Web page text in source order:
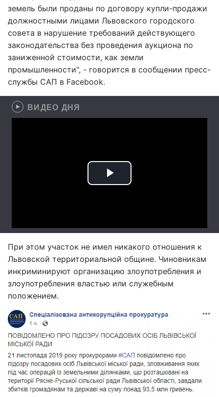
земель были проданы по договору купли-продажи
должностными лицами Львовского городского
совета в нарушение требований действующего
законодательства без проведения аукциона по
заниженной стоимости, как земли
промышленности", - говорится в сообщении пресс-
службы САП в Facebook.
ВИДЕО ДНЯ
При этом участок не имел никакого отношения к
Львовской территориальной общине. Чиновникам
инкриминируют организацию злоупотребления и
злоупотребления властью или служебным
положением.